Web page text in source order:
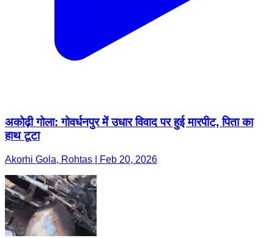
अकोढ़ी गोला: गोवर्धनपुर में उधार विवाद पर हुई मारपीट, पिता का
हाथ टूटा
Akorhi Gola, Rohtas | Feb 20, 2026